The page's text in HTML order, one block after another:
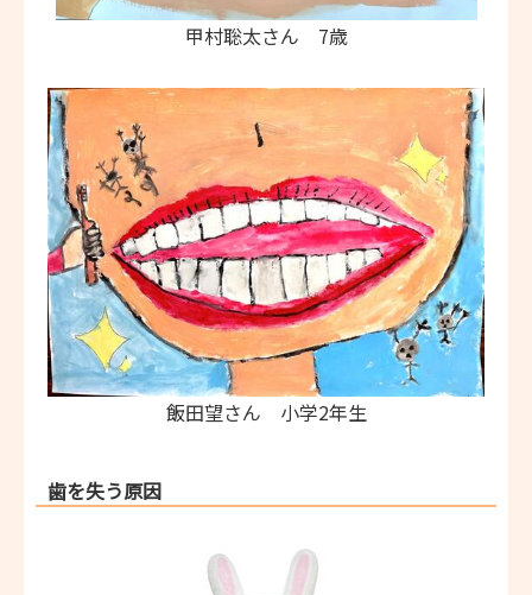
甲村聡太さん 7歳
飯田望さん 小学2年生
歯を失う原因